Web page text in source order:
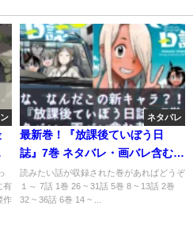
有
作
ネタバレ
最新巻！『放課後ていぼう日
誌』7巻 ネタバレ・画バレ含む考
察と感想
読みたい話が収録された巻があればどうぞ
１～ 7話 1巻 26 ~ 31話 5巻 8 ~ 13話 2巻
32 ~ 36話 6巻 14 ~ ...